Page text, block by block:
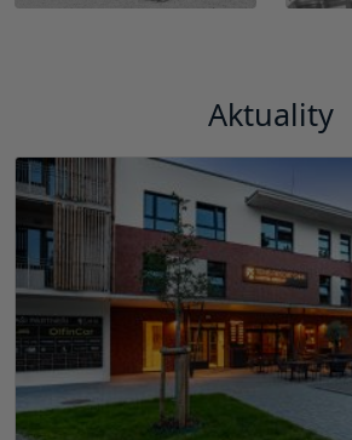
Aktuality